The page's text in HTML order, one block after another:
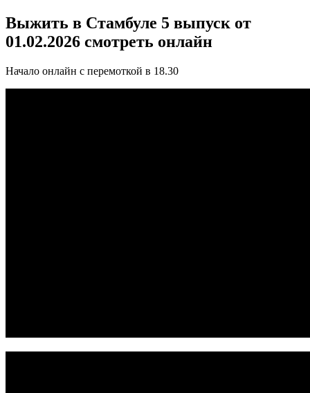
Выжить в Стамбуле 5 выпуск от
01.02.2026 смотреть онлайн
Начало онлайн с перемоткой в 18.30